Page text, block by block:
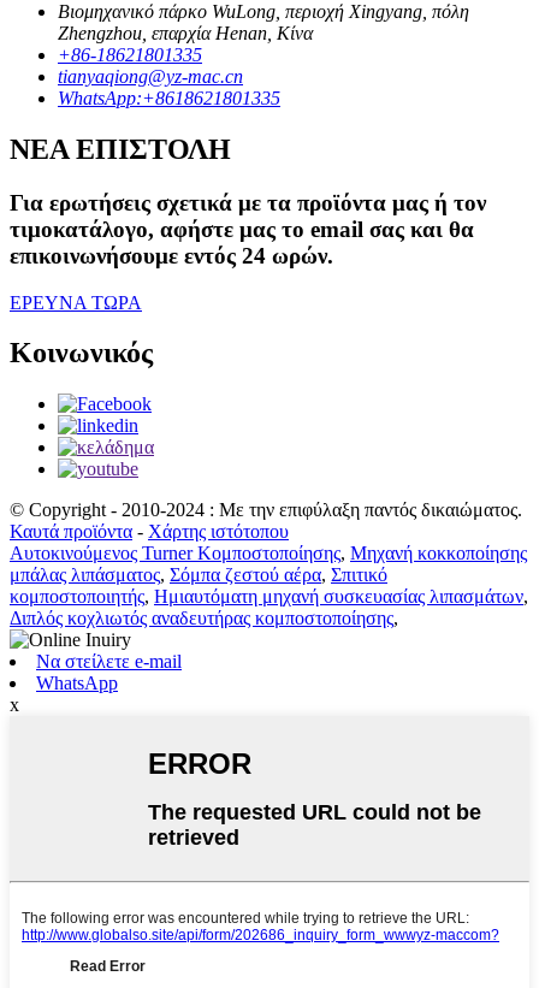
Βιομηχανικό πάρκο WuLong, περιοχή Xingyang, πόλη
Zhengzhou, επαρχία Henan, Κίνα
+86-18621801335
tianyaqiong@yz-mac.cn
WhatsApp:+8618621801335
ΝΕΑ ΕΠΙΣΤΟΛΗ
Για ερωτήσεις σχετικά με τα προϊόντα μας ή τον
τιμοκατάλογο, αφήστε μας το email σας και θα
επικοινωνήσουμε εντός 24 ωρών.
ΕΡΕΥΝΑ ΤΩΡΑ
Κοινωνικός
© Copyright - 2010-2024 : Με την επιφύλαξη παντός δικαιώματος.
Καυτά προϊόντα - Χάρτης ιστότοπου
Αυτοκινούμενος Turner Κομποστοποίησης, Μηχανή κοκκοποίησης
μπάλας λιπάσματος, Σόμπα ζεστού αέρα, Σπιτικό
κομποστοποιητής, Ημιαυτόματη μηχανή συσκευασίας λιπασμάτων,
Διπλός κοχλιωτός αναδευτήρας κομποστοποίησης,
Να στείλετε e-mail
WhatsApp
x